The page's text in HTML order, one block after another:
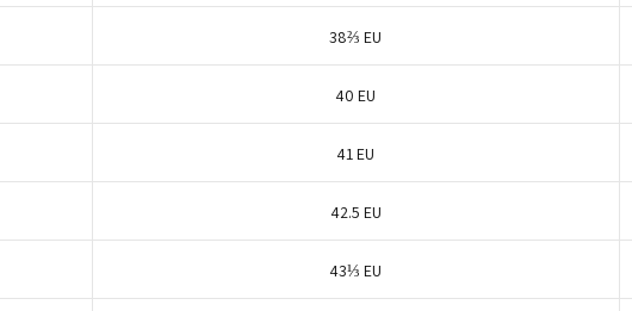
38⅔ EU
40 EU
41 EU
42.5 EU
43⅓ EU